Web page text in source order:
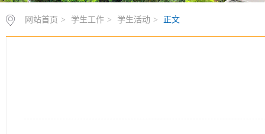
网站首页 > 学生工作 > 学生活动 > 正文